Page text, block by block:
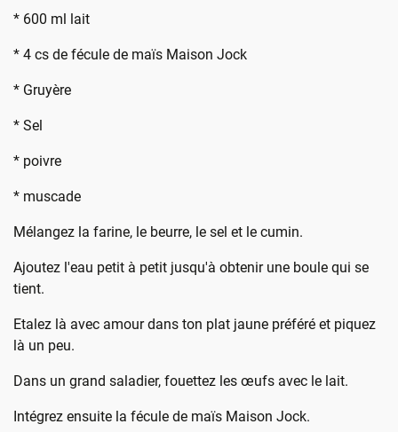
* 600 ml lait
* 4 cs de fécule de maïs Maison Jock
* Gruyère
* Sel
* poivre
* muscade
Mélangez la farine, le beurre, le sel et le cumin.
Ajoutez l'eau petit à petit jusqu'à obtenir une boule qui se
tient.
Etalez là avec amour dans ton plat jaune préféré et piquez
là un peu.
Dans un grand saladier, fouettez les œufs avec le lait.
Intégrez ensuite la fécule de maïs Maison Jock.